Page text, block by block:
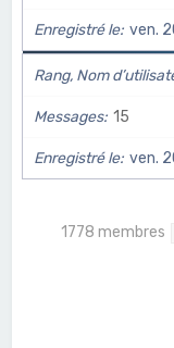
Enregistré le ven.
Rang, Nom
Messages 15
Enregistré le ven.
1778 membres